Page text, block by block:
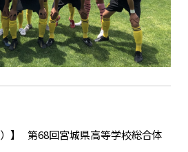
第68回宮城県高等学校総合体